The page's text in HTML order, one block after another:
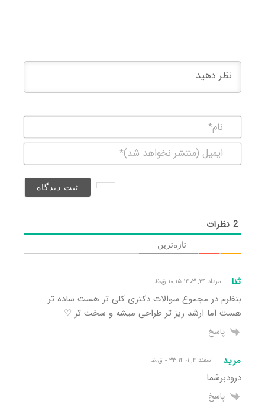
(منتشر
2نظرات
تازه‌ترین
ثنا مرداد ۲۴, ۱۴۰۳ ۱۰:۱۵ ق٫ظ
بنظرم در مجموع سوالات دکتری کلی تر هست ساده تر
هست اما ارشد ریز تر طراحی میشه و سخت تر ♡
پاسخ
مرید اسفند ۴, ۱۴۰۱ ۰:۳۳ ق٫ظ
درودبرشما
پاسخ